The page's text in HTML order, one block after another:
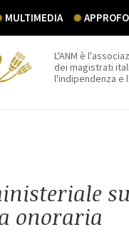
MULTIMEDIA
L'ANM è
dei magistrati
l'indipendenza e
onoraria